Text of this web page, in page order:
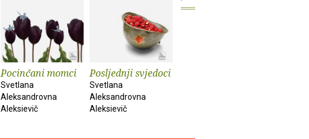
Pocinčani momci
Svetlana
Aleksandrovna
Aleksievič
Posljednji svjedoci
Svetlana
Aleksandrovna
Aleksievič